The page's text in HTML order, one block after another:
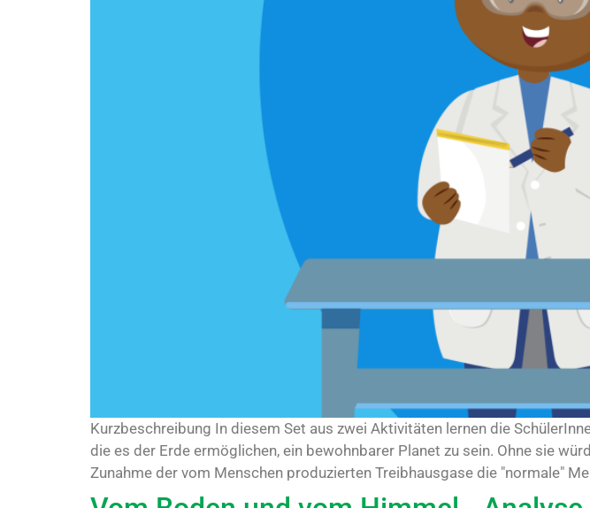
Kurzbeschreibung In diesem Set aus zwei Aktivitäten lernen die
die es der Erde ermöglichen, ein bewohnbarer Planet zu sein. Ohne sie
Zunahme der vom Menschen produzierten Treibhausgase die "normale"